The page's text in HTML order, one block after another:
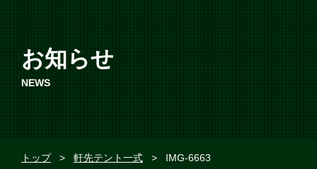
お知らせ
NEWS
トップ > 軒先テント一式 > IMG-6663